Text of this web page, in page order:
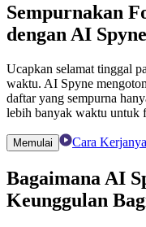
Sempurnakan
dengan AI Spyne
Ucapkan selamat tinggal
waktu. AI Spyne
daftar yang sempurna
lebih banyak waktu untuk
Memulai Cara Kerjanya
Bagaimana AI
Keunggulan